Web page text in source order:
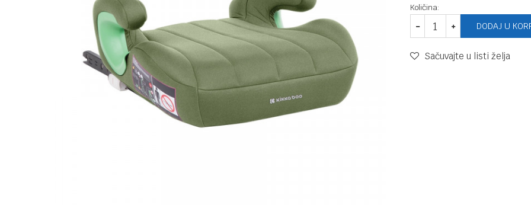
Količina:
DODAJ U
Sačuvajte u listi želja